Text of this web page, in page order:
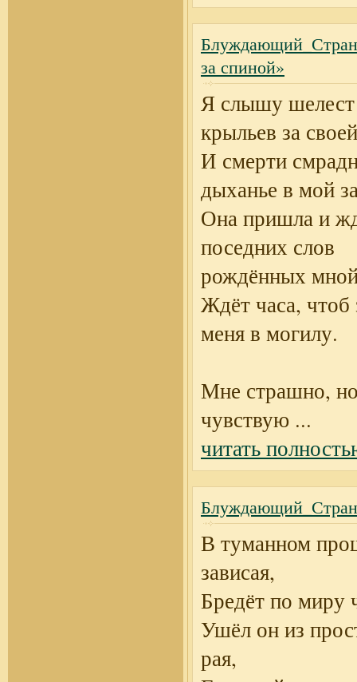
за спиной»
Я слышу
крыльев за
И смерти
дыханье в мой
Она пришла и
поседних слов
рождённых
Ждёт часа, чтоб
меня в могилу.
Мне страшно,
чувствую ...
читать
В туманном
зависая,
Бредёт по миру
Ушёл он из
рая,